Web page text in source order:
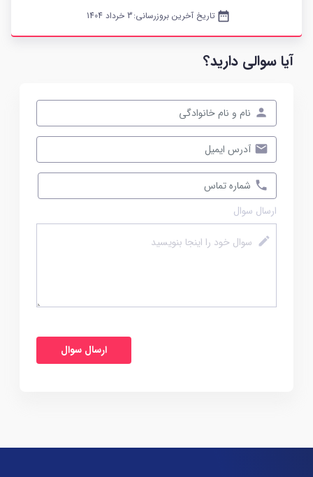
date_range تاریخ آخرین بروزرسانی:3 خرداد 1404
آیا سوالی دارید؟
ارسال سوال